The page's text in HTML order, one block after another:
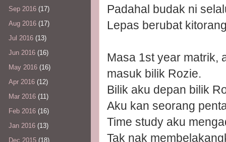
Padahal budak ni
Lepas berubat
Masa 1st year matrik,
masuk bilik Rozie.
Bilik aku depan bilik
Aku kan seorang
Time study aku
Tak nak
Sep 2016 (17)
Aug 2016 (17)
Jul 2016 (13)
Jun 2016 (16)
May 2016 (16)
Apr 2016 (12)
Mar 2016 (11)
Feb 2016 (16)
Jan 2016 (13)
Dec 2015 (18)